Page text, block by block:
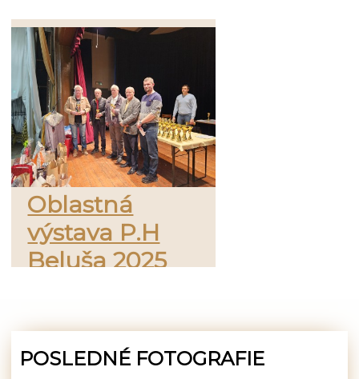
Oblastná
výstava P.H
Beluša 2025
POSLEDNÉ FOTOGRAFIE